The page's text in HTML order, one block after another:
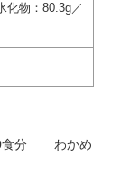
化物：80.3g／
分 わかめ